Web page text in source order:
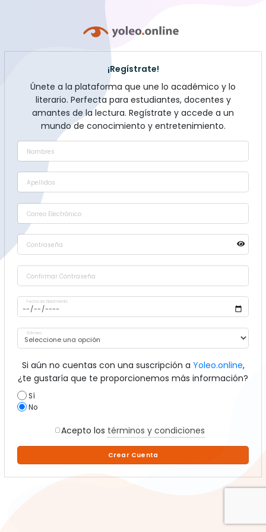
¡Regístrate!
Únete a la plataforma que une lo académico y lo
literario. Perfecta para estudiantes, docentes y
amantes de la lectura. Regístrate y accede a un
mundo de conocimiento y entretenimiento.
Nombres
Apellidos
Correo Electrónico
Contraseña
Confirmar Contraseña
Fecha de Nacimiento
Género
Si aún no cuentas con una suscripción a Yoleo.online,
¿te gustaría que te proporcionemos más información?
Sí
No
Acepto los términos y condiciones
Crear Cuenta